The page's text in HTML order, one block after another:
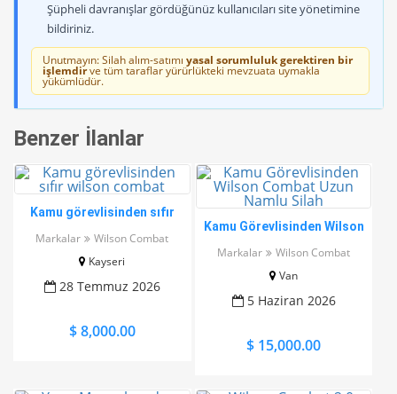
Şüpheli davranışlar gördüğünüz kullanıcıları site yönetimine
bildiriniz.
Unutmayın: Silah alım-satımı yasal sorumluluk gerektiren bir
işlemdirve tüm taraflar yürürlükteki mevzuata uymakla
yükümlüdür.
Benzer İlanlar
Kamu görevlisinden sıfır
Markalar
Wilson Combat
Kayseri
28 Temmuz 2026
$ 8,000.00
Kamu Görevlisinden Wilson
Markalar
Wilson Combat
Van
5 Haziran 2026
$ 15,000.00